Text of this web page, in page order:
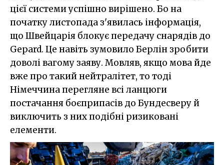
цієї системи успішно вирішено. Бо на
початку листопада з'явилась інформація,
що Швейцарія блокує передачу снарядів до
Gepard. Це навіть зумовило Берлін зробити
доволі вагому заяву. Мовляв, якщо мова йде
вже про такий нейтралітет, то тоді
Німеччина перегляне всі ланцюги
постачання боєприпасів до Бундесверу й
виключить з них подібні ризиковані
елементи.